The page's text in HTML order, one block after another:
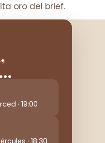
oro del brief.
· 19:00
· 18:30